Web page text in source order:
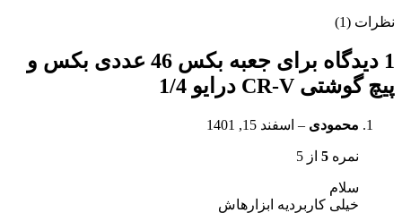
نظرات (1)
1 دیدگاه برای
جعبه بکس 46 عددی بکس و
پیچ گوشتی CR-V درایو 1/4
محمودی – اسفند 15, 1401
نمره 5 از 5
سلام
خیلی کاربردیه ابزارهاش